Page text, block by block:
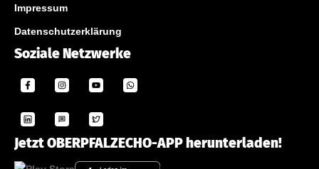
Impressum
Datenschutzerklärung
Soziale Netzwerke
Jetzt OBERPFALZECHO-APP herunterladen!